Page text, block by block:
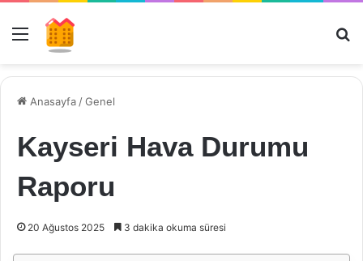
Menü
Anasayfa /Genel
Kayseri Hava Durumu
Raporu
20 Ağustos 2025 3 dakika okuma süresi